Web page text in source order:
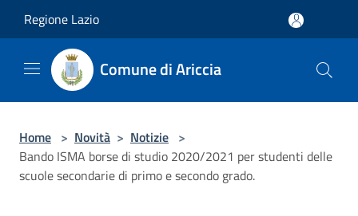
Regione Lazio
Comune di Ariccia
Home > Novità > Notizie >
Bando ISMA borse di studio 2020/2021 per studenti delle
scuole secondarie di primo e secondo grado.